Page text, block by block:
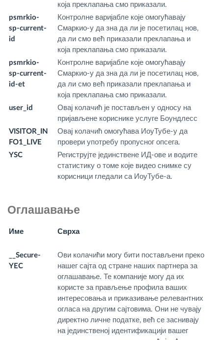
која преклапања смо приказали.
psmrkio-
sp-current-
id
Контролне варијабле које омогућавају
Смаркио-у да зна да ли је посетилац нов,
да ли смо већ приказали преклапања и
која преклапања смо приказали.
psmrkio-
sp-current-
id-et
Контролне варијабле које омогућавају
Смаркио-у да зна да ли је посетилац нов,
да ли смо већ приказали преклапања и
која преклапања смо приказали.
user_id
Овај колачић је постављен у односу на
пријављене кориснике услуге Боундлесс
VISITOR_IN
FO1_LIVE
Овај колачић омогућава ИоуТубе-у да
провери употребу пропусног опсега.
YSC
Региструјте јединствене ИД-ове и водите
статистику о томе које видео снимке су
корисници гледали са ИоуТубе-а.
Оглашавање
Име Сврха
__Secure-
YEC
Ови колачићи могу бити постављени преко
нашег сајта од стране наших партнера за
оглашавање. Те компаније могу да их
користе за прављење профила ваших
интересовања и приказивање релевантних
огласа на другим сајтовима. Они не чувају
директно личне податке, већ се заснивају
на јединственој идентификацији вашег